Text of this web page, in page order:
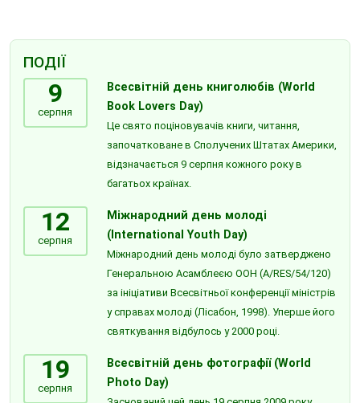
ПОДІЇ
9
серпня
Всесвітній день книголюбів (World
Book Lovers Day)
Це свято поціновувачів книги, читання,
започатковане в Сполучених Штатах Америки,
відзначається 9 серпня кожного року в
багатьох країнах.
12
серпня
Міжнародний день молоді
(International Youth Day)
Міжнародний день молоді було затверджено
Генеральною Асамблеєю ООН (A/RES/54/120)
за ініціативи Всесвітньої конференції міністрів
у справах молоді (Лісабон, 1998). Уперше його
святкування відбулось у 2000 році.
19
серпня
Всесвітній день фотографії (World
Photo Day)